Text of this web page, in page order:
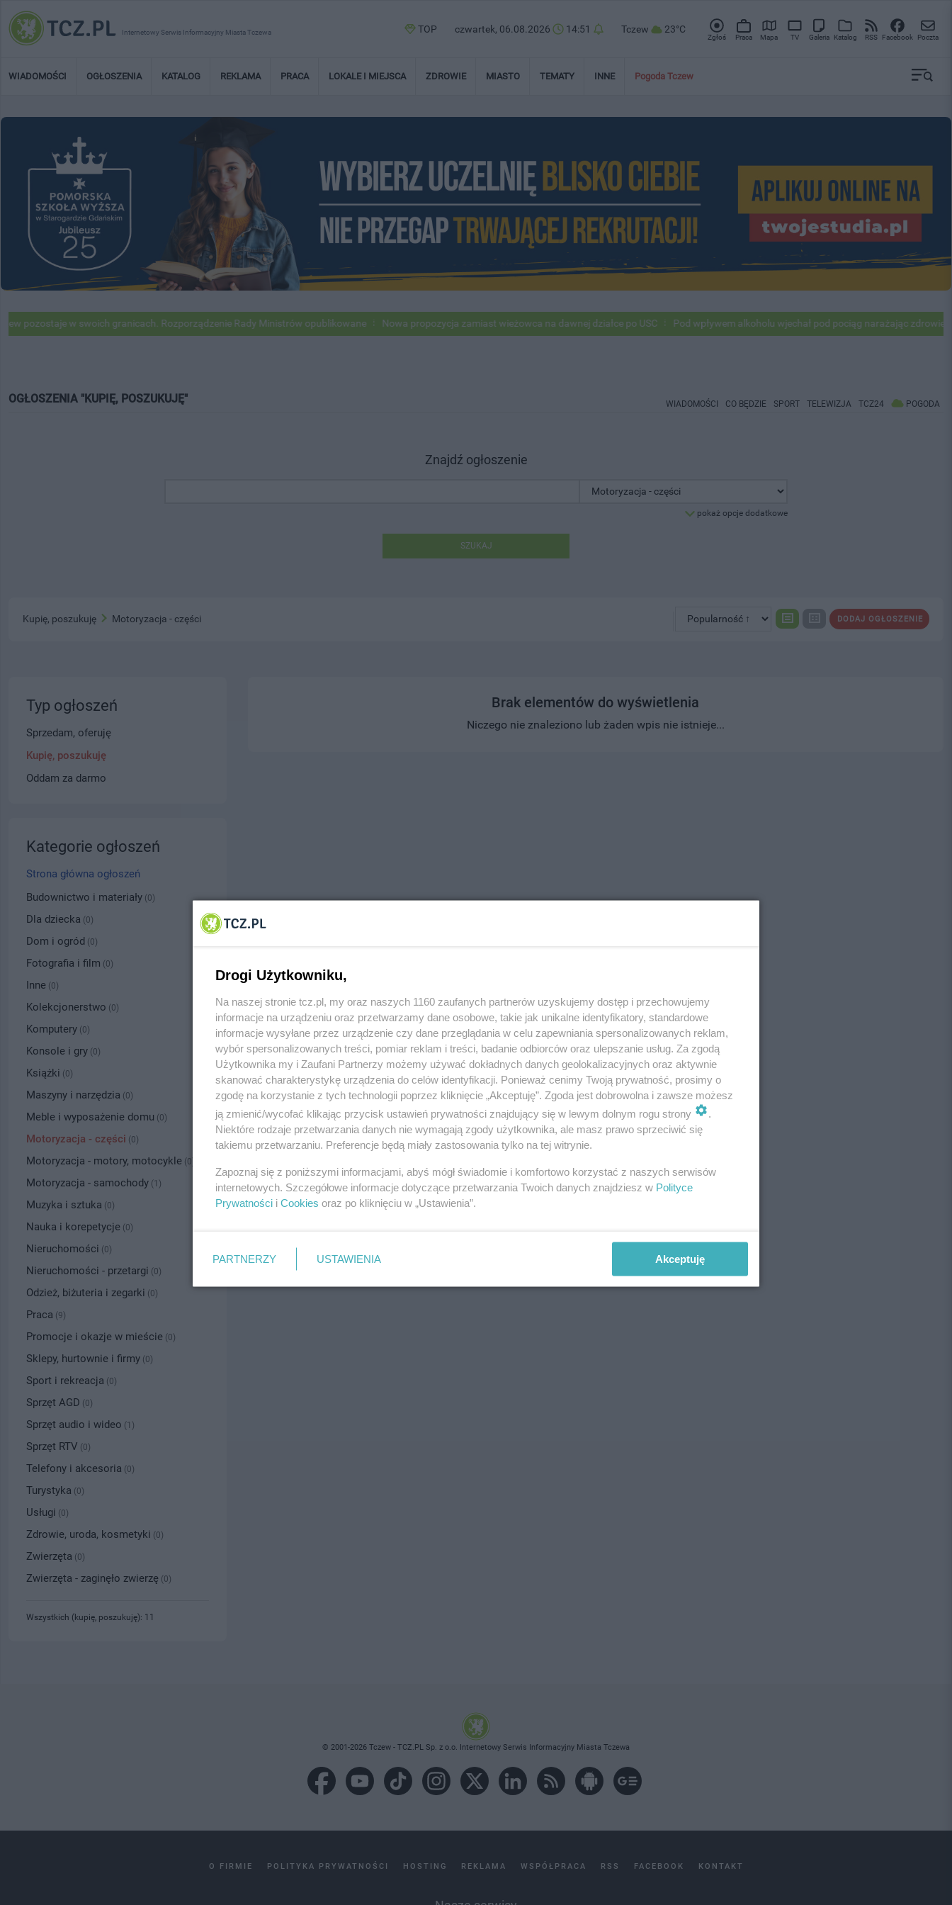
Internetowy Serwis Informacyjny Miasta Tczewa TOP czwartek, 06.08.2026 14:51 Tczew 23°C
Zgłoś Praca Mapa TV Galeria Katalog RSS Facebook Poczta
WIADOMOŚCI OGŁOSZENIA KATALOG REKLAMA PRACA LOKALE I MIEJSCA ZDROWIE MIASTO TEMATY INNE Pogoda Tczew
w swoich granicach. Rozporządzenie Rady Ministrów opublikowane Nowa propozycja zamiast wieżowca na dawnej działce po USC Pod wpływem alkoholu wjechał pod pociąg narażając zdrowie i
OGŁOSZENIA "KUPIĘ, POSZUKUJĘ" WIADOMOŚCI CO BĘDZIE SPORT TELEWIZJA TCZ24 POGODA
Znajdź ogłoszenie
pokaż opcje dodatkowe
SZUKAJ
DODAJ OGŁOSZENIE
Kupię, poszukuję Motoryzacja - części
Brak elementów do wyświetlenia
Niczego nie znaleziono lub żaden wpis nie istnieje...
Typ ogłoszeń
Sprzedam, oferuję
Kupię, poszukuję
Oddam za darmo
Kategorie ogłoszeń
Strona główna ogłoszeń
Budownictwo i materiały (0)
Dla dziecka (0)
Dom i ogród (0)
Fotografia i film (0)
Inne (0)
Kolekcjonerstwo (0)
Komputery (0)
Konsole i gry (0)
Książki (0)
Maszyny i narzędzia (0)
Meble i wyposażenie domu (0)
Motoryzacja - części (0)
Motoryzacja - motory, motocykle (0)
Motoryzacja - samochody (1)
Muzyka i sztuka (0)
Nauka i korepetycje (0)
Nieruchomości (0)
Nieruchomości - przetargi (0)
Odzież, biżuteria i zegarki (0)
Praca (9)
Promocje i okazje w mieście (0)
Sklepy, hurtownie i firmy (0)
Sport i rekreacja (0)
Sprzęt AGD (0)
Sprzęt audio i wideo (1)
Sprzęt RTV (0)
Telefony i akcesoria (0)
Turystyka (0)
Usługi (0)
Zdrowie, uroda, kosmetyki (0)
Zwierzęta (0)
Zwierzęta - zaginęło zwierzę (0)
Wszystkich (kupię, poszukuję): 11
© 2001-2026 Tczew - TCZ.PL Sp. z o.o. Internetowy Serwis Informacyjny Miasta Tczewa
O FIRMIE POLITYKA PRYWATNOŚCI HOSTING REKLAMA WSPÓŁPRACA RSS FACEBOOK KONTAKT
Drogi Użytkowniku,
Na naszej stronie tcz.pl, my oraz naszych 1160 zaufanych partnerów uzyskujemy dostęp i przechowujemy
informacje na urządzeniu oraz przetwarzamy dane osobowe, takie jak unikalne identyfikatory, standardowe
informacje wysyłane przez urządzenie czy dane przeglądania w celu zapewniania spersonalizowanych reklam,
wybór spersonalizowanych treści, pomiar reklam i treści, badanie odbiorców oraz ulepszanie usług. Za zgodą
Użytkownika my i Zaufani Partnerzy możemy używać dokładnych danych geolokalizacyjnych oraz aktywnie
skanować charakterystykę urządzenia do celów identyfikacji. Ponieważ cenimy Twoją prywatność, prosimy o
zgodę na korzystanie z tych technologii poprzez kliknięcie „Akceptuję”. Zgoda jest dobrowolna i zawsze możesz
ją zmienić/wycofać klikając przycisk ustawień prywatności znajdujący się w lewym dolnym rogu strony
Niektóre rodzaje przetwarzania danych nie wymagają zgody użytkownika, ale masz prawo sprzeciwić się
takiemu przetwarzaniu. Preferencje będą miały zastosowania tylko na tej witrynie.
Zapoznaj się z poniższymi informacjami, abyś mógł świadomie i komfortowo korzystać z naszych serwisów
internetowych. Szczegółowe informacje dotyczące przetwarzania Twoich danych znajdziesz w Polityce
Prywatności i Cookies oraz po kliknięciu w „Ustawienia”.
PARTNERZY USTAWIENIA Akceptuję